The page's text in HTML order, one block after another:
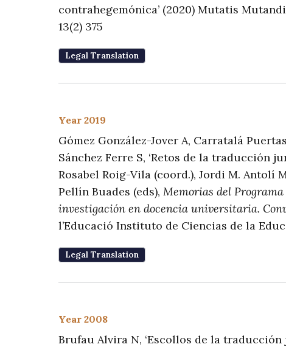
contrahegemónica’ (2020) Mutatis
13(2) 375
Legal Translation
Year 2019
Gómez González-Jover A, Carratalá
Sánchez Ferre S, ‘Retos de la traducción
Rosabel Roig-Vila (coord.), Jordi M. Antolí
Pellín Buades (eds), Memorias del
investigación en docencia universitaria.
l’Educació Instituto de Ciencias de la
Legal Translation
Year 2008
Brufau Alvira N, ‘Escollos de la